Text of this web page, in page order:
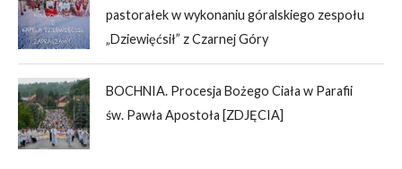
pastorałek w wykonaniu góralskiego zespołu
„Dziewięćsił” z Czarnej Góry
BOCHNIA. Procesja Bożego Ciała w Parafii
św. Pawła Apostoła [ZDJĘCIA]